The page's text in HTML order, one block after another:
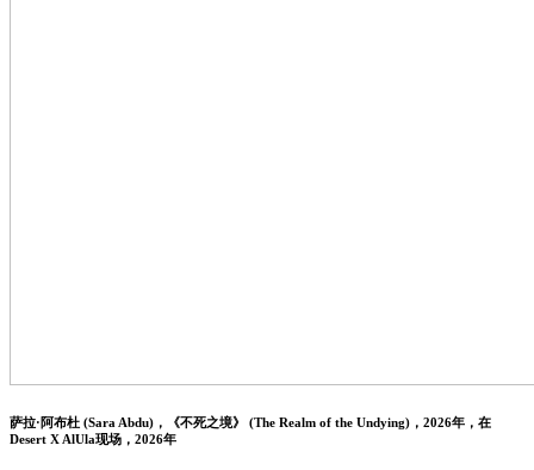
萨拉·阿布杜 (Sara Abdu)，《不死之境》 (The Realm of the Undying)，2026年，在
Desert X AlUla现场，2026年